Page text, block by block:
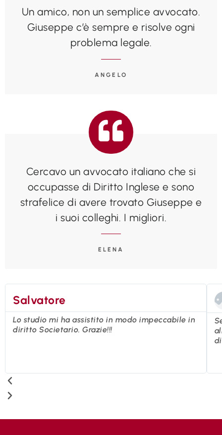
Un amico, non un semplice avvocato.
Giuseppe c’è sempre e risolve ogni
problema legale.
ANGELO
Cercavo un avvocato italiano che si
occupasse di Diritto Inglese e sono
strafelice di avere trovato Giuseppe e
i suoi colleghi. I migliori.
ELENA
Salvatore
Lo studio mi ha assistito in modo impeccabile in
diritto Societario. Grazie!!!